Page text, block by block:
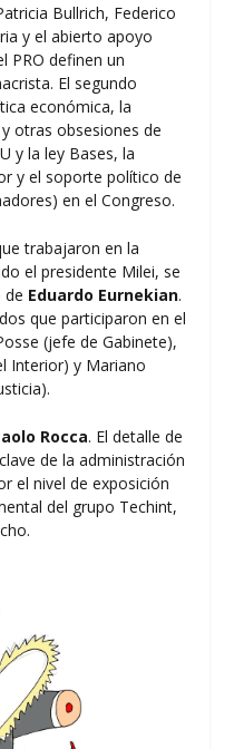
Bullrich, Federico
y el abierto apoyo
PRO definen un
El segundo
económica, la
otras obsesiones de
y la ley Bases, la
y el soporte político de
en el Congreso.
trabajaron en la
el presidente Milei, se
de Eduardo Eurnekian.
que participaron en el
(jefe de Gabinete),
Interior) y Mariano
Rocca. El detalle de
de la administración
el nivel de exposición
del grupo Techint,